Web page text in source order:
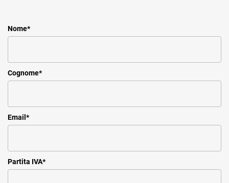
Nome*
Cognome*
Email *
Partita IVA*